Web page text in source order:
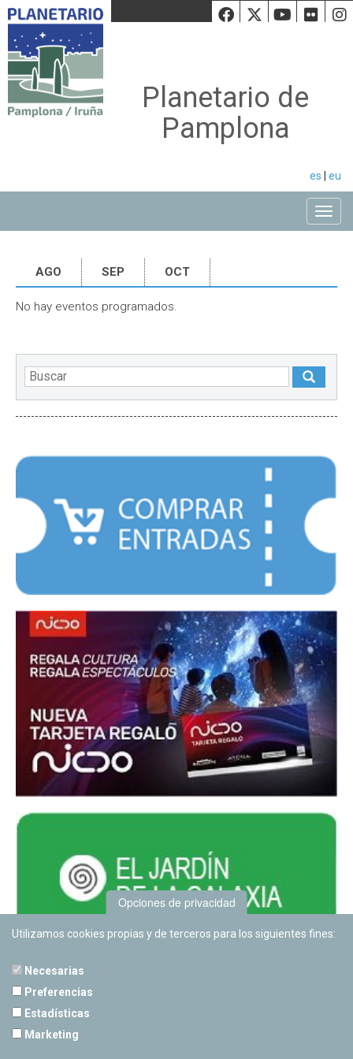
Facebook
Twiiter
Planetario de
Pamplona
es eu
AGO SEP OCT
No hay eventos programados.
Opciones de privacidad
Utilizamos cookies propias y de terceros para los siguientes fines:
Necesarias
Preferencias
Estadísticas
Marketing